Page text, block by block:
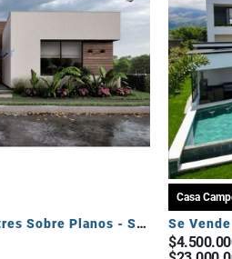
Se Venden Casas Campestres Sobre Planos - Sector Circasia
Casa